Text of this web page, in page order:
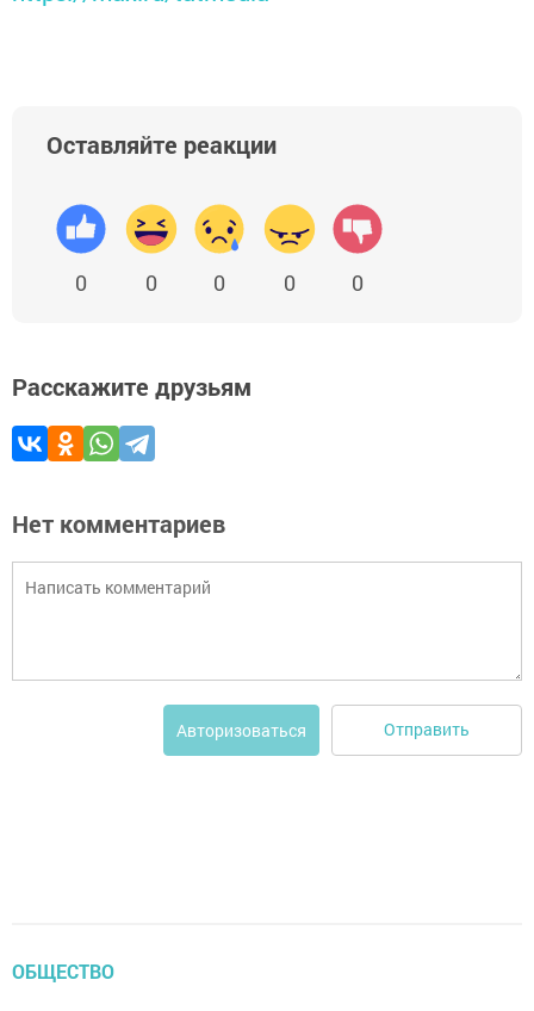
Оставляйте реакции
0 0 0 0 0
Расскажите друзьям
Нет комментариев
Авторизоваться Отправить
ОБЩЕСТВО